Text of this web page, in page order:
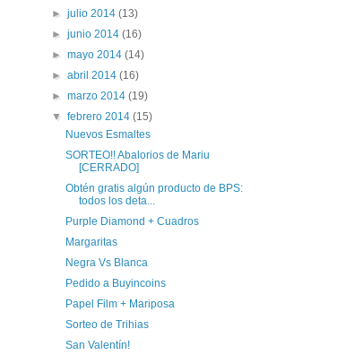
►julio 2014(13)
►junio 2014(16)
►mayo 2014(14)
►abril 2014(16)
►marzo 2014(19)
▼febrero 2014(15)
Nuevos Esmaltes
SORTEO!! Abalorios de Mariu
[CERRADO]
Obtén gratis algún producto de BPS:
todos los deta...
Purple Diamond + Cuadros
Margaritas
Negra Vs Blanca
Pedido a Buyincoins
Papel Film + Mariposa
Sorteo de Trihias
San Valentín!